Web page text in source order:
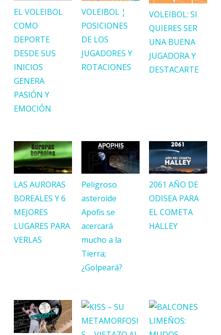
EL VOLEIBOL
COMO
DEPORTE
DESDE SUS
INICIOS
GENERA
PASIÓN Y
EMOCIÓN
VOLEIBOL ¦
POSICIONES
DE LOS
JUGADORES Y
ROTACIONES
VOLEIBOL: SI
QUIERES SER
UNA BUENA
JUGADORA Y
DESTACARTE
LAS AURORAS
BOREALES Y 6
MEJORES
LUGARES PARA
VERLAS
Peligroso
asteroide
Apofis se
acercará
mucho a la
Tierra;
¿Golpeará?
2061 AÑO DE
ODISEA PARA
EL COMETA
HALLEY